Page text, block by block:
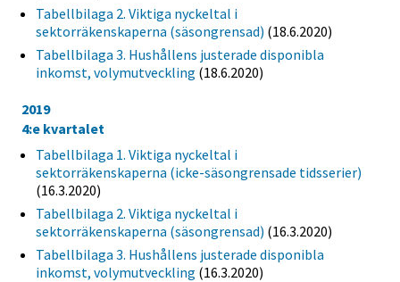
Tabellbilaga 2. Viktiga nyckeltal i
sektorräkenskaperna (säsongrensad) (18.6.2020)
Tabellbilaga 3. Hushållens justerade disponibla
inkomst, volymutveckling (18.6.2020)
2019
4:e kvartalet
Tabellbilaga 1. Viktiga nyckeltal i
sektorräkenskaperna (icke-säsongrensade tidsserier)
(16.3.2020)
Tabellbilaga 2. Viktiga nyckeltal i
sektorräkenskaperna (säsongrensad) (16.3.2020)
Tabellbilaga 3. Hushållens justerade disponibla
inkomst, volymutveckling (16.3.2020)